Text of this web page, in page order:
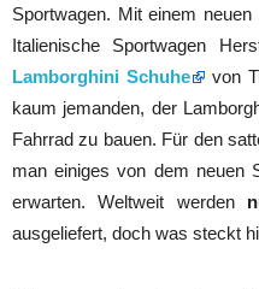
Sportwagen. Mit einem neuen
Italienische Sportwagen
Lamborghini Schuhe
von
kaum jemanden, der
Fahrrad zu bauen. Für den
man einiges von dem neuen
erwarten. Weltweit werden
ausgeliefert, doch was steckt